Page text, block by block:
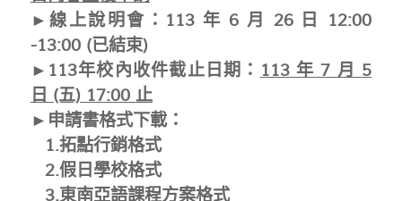
►線上說明會：113 年 6 月 26 日 12:00
-13:00 (已結束)
►113年校內收件截止日期： 113 年 7 月 5
日 (五) 17:00 止
►申請書格式下載：
1.拓點行銷格式
2.假日學校格式
3.東南亞語課程方案格式